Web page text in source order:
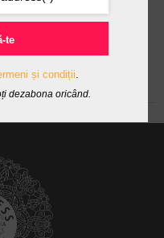
te
și condiții.
dezabona oricând.